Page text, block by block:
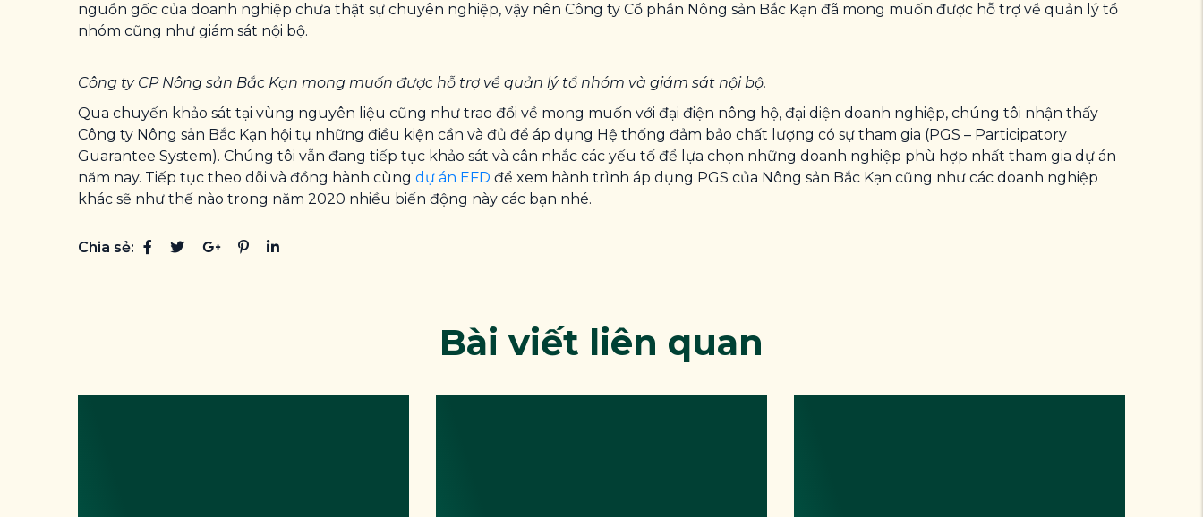
nguồn gốc của doanh nghiệp chưa thật sự chuyên nghiệp, vậy nên Công ty Cổ phần Nông sản Bắc Kạn đã mong muốn được hỗ trợ về quản lý tổ
nhóm cũng như giám sát nội bộ.
Công ty CP Nông sản Bắc Kạn mong muốn được hỗ trợ về quản lý tổ nhóm và giám sát nội bộ.
Qua chuyến khảo sát tại vùng nguyên liệu cũng như trao đổi về mong muốn với đại điện nông hộ, đại diện doanh nghiệp, chúng tôi nhận thấy
Công ty Nông sản Bắc Kạn hội tụ những điều kiện cần và đủ để áp dụng Hệ thống đảm bảo chất lượng có sự tham gia (PGS – Participatory
Guarantee System). Chúng tôi vẫn đang tiếp tục khảo sát và cân nhắc các yếu tố để lựa chọn những doanh nghiệp phù hợp nhất tham gia dự án
năm nay. Tiếp tục theo dõi và đồng hành cùng dự án EFD để xem hành trình áp dụng PGS của Nông sản Bắc Kạn cũng như các doanh nghiệp
khác sẽ như thế nào trong năm 2020 nhiều biến động này các bạn nhé.
Chia sẻ:
Bài viết liên quan